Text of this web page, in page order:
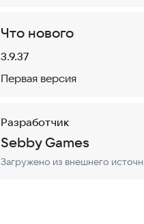
Что нового
Версия:
3.9.37
Первая версия
Разработчик
Sebby Games
Загружено из внешнего